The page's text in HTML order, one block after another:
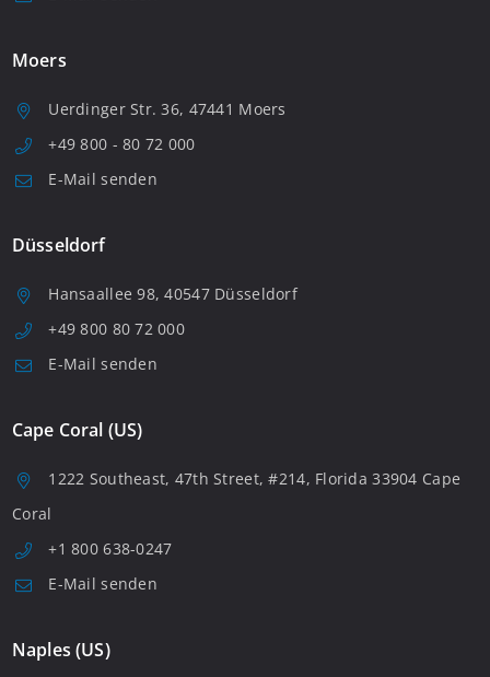
Moers
Uerdinger Str. 36, 47441 Moers
+49 800 - 80 72 000
E-Mail senden
Düsseldorf
Hansaallee 98, 40547 Düsseldorf
+49 800 80 72 000
E-Mail senden
Cape Coral (US)
1222 Southeast, 47th Street, #214, Florida 33904 Cape
Coral
+1 800 638-0247
E-Mail senden
Naples (US)